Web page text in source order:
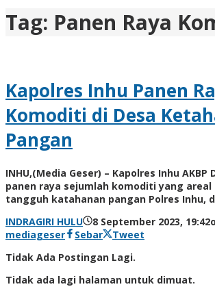
Tag: Panen Raya
Kapolres Inhu Panen
Komoditi di Desa
Pangan
INHU,(Media Geser) – Kapolres Inhu AKBP
panen raya sejumlah komoditi yang areal
tangguh katahanan pangan Polres Inhu,
INDRAGIRI HULU
8 September 2023, 19:42
mediageser
Sebar
Tweet
Tidak Ada Postingan Lagi.
Tidak ada lagi halaman untuk dimuat.